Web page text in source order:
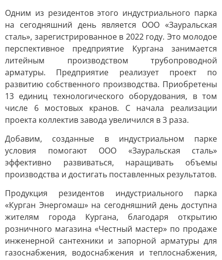
Одним из резидентов этого индустриального парка
на сегодняшний день является ООО «Зауральская
сталь», зарегистрированное в 2022 году. Это молодое
перспективное предприятие Кургана занимается
литейным производством трубопроводной
арматуры. Предприятие реализует проект по
развитию собственного производства. Приобретены
13 единиц технологического оборудования, в том
числе 6 мостовых кранов. С начала реализации
проекта коллектив завода увеличился в 3 раза.
Добавим, созданные в индустриальном парке
условия помогают ООО «Зауральская сталь»
эффективно развиваться, наращивать объемы
производства и достигать поставленных результатов.
Продукция резидентов индустриального парка
«Курган Энергомаш» на сегодняшний день доступна
жителям города Кургана, благодаря открытию
розничного магазина «Честный мастер» по продаже
инженерной сантехники и запорной арматуры для
газоснабжения, водоснабжения и теплоснабжения,